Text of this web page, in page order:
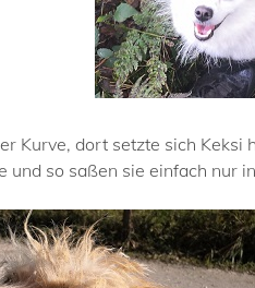
Kurve, dort setzte sich
so saßen sie einfach nur